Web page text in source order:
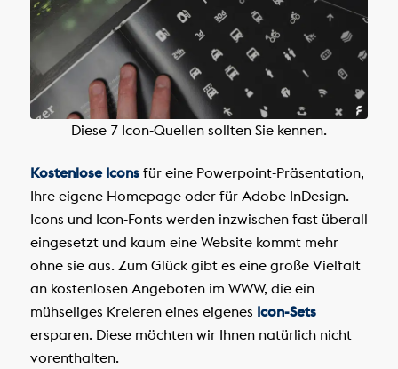
Diese 7 Icon-Quellen sollten Sie kennen.
Kostenlose Iconsfür eine Powerpoint-Präsentation,
Ihre eigene Homepage oder für Adobe InDesign.
Icons und Icon-Fonts werden inzwischen fast überall
eingesetzt und kaum eine Website kommt mehr
ohne sie aus. Zum Glück gibt es eine große Vielfalt
an kostenlosen Angeboten im WWW, die ein
mühseliges Kreieren eines eigenes Icon-Sets
ersparen. Diese möchten wir Ihnen natürlich nicht
vorenthalten.